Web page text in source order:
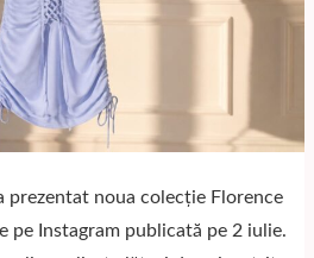
prezentat noua colecție Florence
pe Instagram publicată pe 2 iulie.